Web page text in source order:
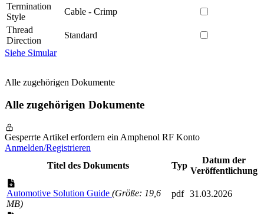
Termination
Style
Cable - Crimp
Thread
Direction
Standard
Siehe Simular
Alle zugehörigen Dokumente
Alle zugehörigen Dokumente
Gesperrte Artikel erfordern ein Amphenol RF Konto
Anmelden/Registrieren
Titel des Dokuments
Typ
Datum der
Veröffentlichung
Automotive Solution Guide (Größe: 19,6
MB)
pdf 31.03.2026